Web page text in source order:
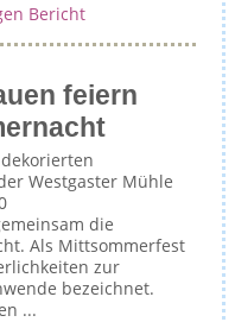
Bericht
feiern
Westgaster Mühle
die
Als Mittsommerfest
zur
bezeichnet.
...